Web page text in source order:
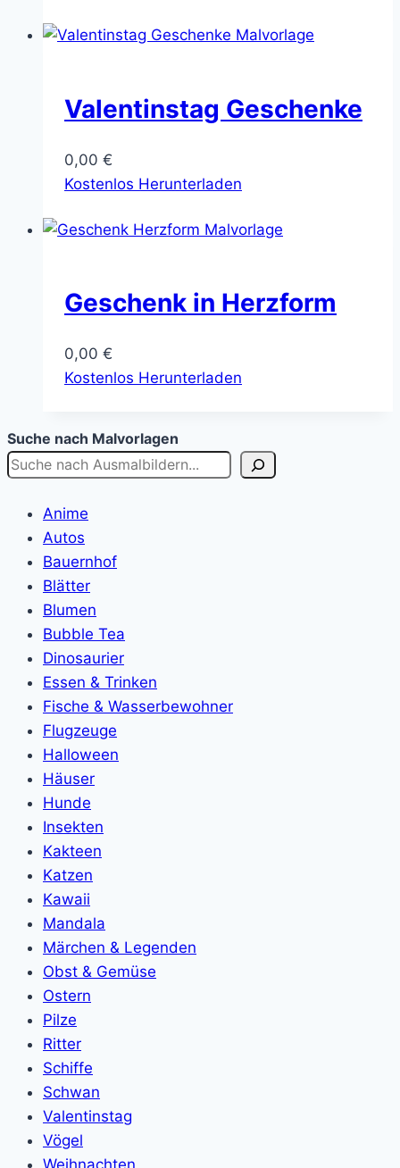
Valentinstag Geschenke
0,00 €
Kostenlos Herunterladen
Geschenk in Herzform
0,00 €
Kostenlos Herunterladen
Suche nach Malvorlagen
Anime
Autos
Bauernhof
Blätter
Blumen
Bubble Tea
Dinosaurier
Essen & Trinken
Fische & Wasserbewohner
Flugzeuge
Halloween
Häuser
Hunde
Insekten
Kakteen
Katzen
Kawaii
Mandala
Märchen & Legenden
Obst & Gemüse
Ostern
Pilze
Ritter
Schiffe
Schwan
Valentinstag
Vögel
Weihnachten